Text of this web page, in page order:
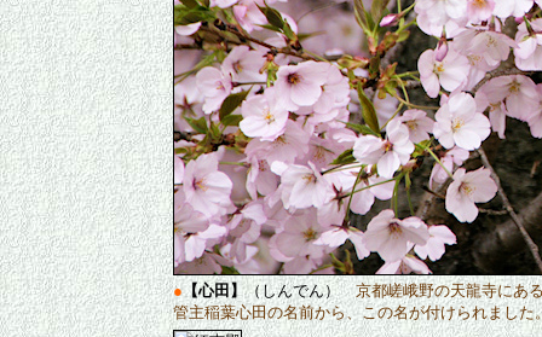
●【心田】（しんでん）京都嵯峨野の天龍寺にあ
管主稲葉心田の名前から、この名が付けられまし